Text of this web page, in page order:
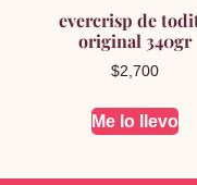
evercrisp de
original 340gr
$2,700
Me lo llevo